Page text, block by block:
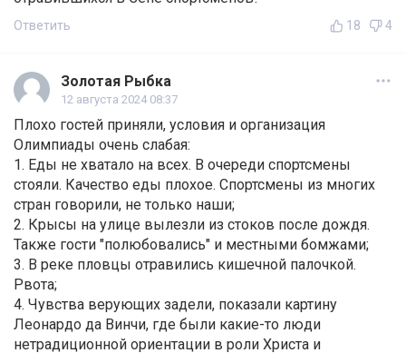
Ответить 18 4
Золотая Рыбка
12 августа 2024 08:37
Плохо гостей приняли, условия и организация
Олимпиады очень слабая:
1. Еды не хватало на всех. В очереди спортсмены
стояли. Качество еды плохое. Спортсмены из многих
стран говорили, не только наши;
2. Крысы на улице вылезли из стоков после дождя.
Также гости "полюбовались" и местными бомжами;
3. В реке пловцы отравились кишечной палочкой.
Рвота;
4. Чувства верующих задели, показали картину
Леонардо да Винчи, где были какие-то люди
нетрадиционной ориентации в роли Христа и